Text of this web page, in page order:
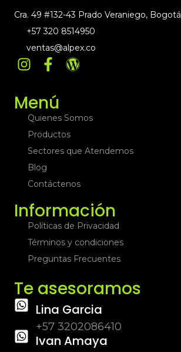
Cra. 49 #132-43 Prado Veraniego, Bogotá
+57 320 8514950
ventas@alpex.co
Menú
Quienes Somos
Productos
Sectores que Atendemos
Blog
Contáctenos
Información
Políticas de Privacidad
Términos y condiciones
Preguntas Frecuentes
Te asesoramos
Lina Garcia
+57 3202086410
Ivan Amaya